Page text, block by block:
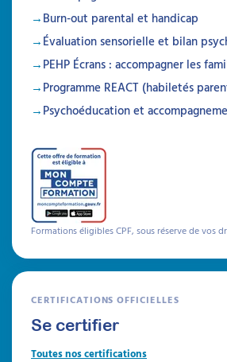
Burn-out parental et handicap
Évaluation sensorielle et bilan
PEHP Écrans : accompagner les
Programme REACT (habiletés
Psychoéducation et
Formations éligibles CPF, sous réserve de vos
CERTIFICATIONS OFFICIELLES
Se certifier
Toutes nos certifications